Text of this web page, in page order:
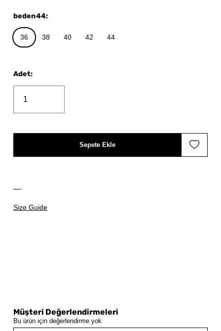
Size Guide
beden44:
36 38 40 42 44
Adet:
Sepete Ekle
Müşteri Değerlendirmeleri
Bu ürün için değerlendirme yok